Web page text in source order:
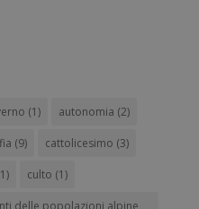
(1) autonomia (2)
(9) cattolicesimo (3)
culto (1)
delle popolazioni alpine